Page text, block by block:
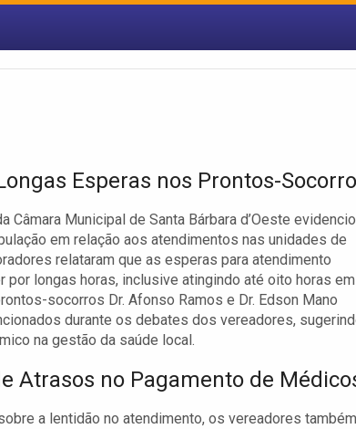
Esperas nos Prontos-
Câmara Municipal de Santa Bárbara d’Oeste
em relação aos atendimentos nas unidades de
relataram que as esperas para atendimento
por longas horas, inclusive atingindo até oito horas em
socorros Dr. Afonso Ramos e Dr. Edson Mano
durante os debates dos vereadores,
na gestão da saúde local.
Atrasos no Pagamento de
a lentidão no atendimento, os vereadores também